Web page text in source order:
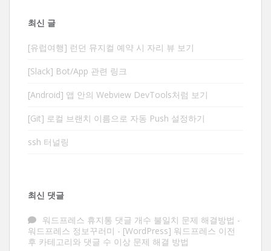
최신 글
[유럽여행] 런던 뮤지컬 예약 시 자리 뷰 보기
[Slack] Bot/App 관련 링크
[Android] 앱 안의 Webview DevTools처럼 보기
[Git] 로컬 브랜치 이름으로 자동 Push 설정하기
ssh 터널링
최신 댓글
워드프레스 휴지통 댓글 개수 불일치 문제 해결방법 -
워드프레스 정보꾸러미 - [WordPress] 워드프레스 이전
후 카테고리와 댓글 수 이상 문제 해결 방법